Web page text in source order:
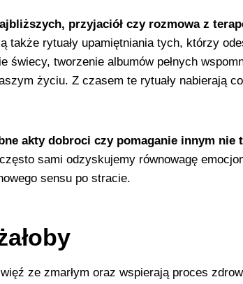
przyjaciół czy rozmowa z
także rytuały upamiętniania tych, którzy
tworzenie albumów pełnych
życiu. Z czasem te rytuały nabierają
akty dobroci czy pomaganie innym nie
sami odzyskujemy równowagę
sensu po stracie.
ze zmarłym oraz wspierają proces